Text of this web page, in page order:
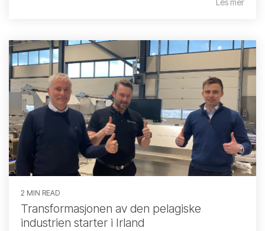
Les mer
2 MIN READ
Transformasjonen av den pelagiske
industrien starter i Irland